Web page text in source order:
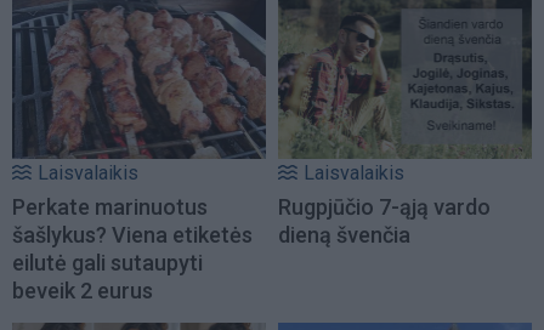
Laisvalaikis
Perkate marinuotus
šašlykus? Viena etiketės
eilutė gali sutaupyti
beveik 2 eurus
Laisvalaikis
Rugpjūčio 7-ąją vardo
dieną švenčia